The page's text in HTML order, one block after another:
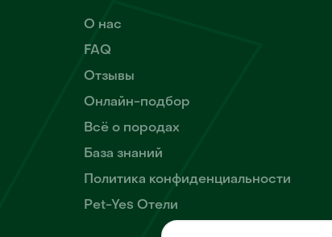
О нас
FAQ
Отзывы
Онлайн-подбор
Всё о породах
База знаний
Политика конфиденциальности
Pet-Yes Отели